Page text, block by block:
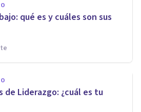
qué es y cuáles son sus
de Liderazgo: ¿cuál es tu
mucho
ejecutivo